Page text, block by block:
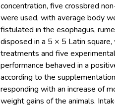
concentration, five crossbred
were used, with average body
fistulated in the esophagus, rumen
disposed in a 5 × 5 Latin square,
treatments and five experimental
performance behaved in a positive
according to the supplementation
responding with an increase of
weight gains of the animals.